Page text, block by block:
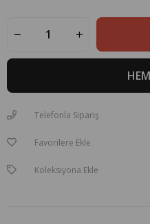
Telefonla Sipariş
Favorilere Ekle
Koleksiyona Ekle